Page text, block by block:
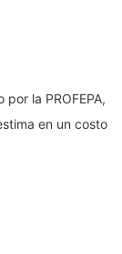
la PROFEPA,
en un costo